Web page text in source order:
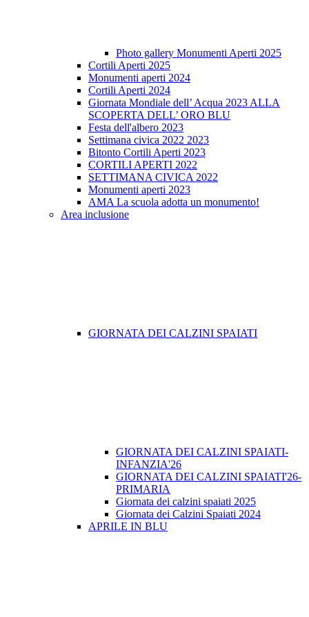
Photo gallery Monumenti Aperti 2025
Cortili Aperti 2025
Monumenti aperti 2024
Cortili Aperti 2024
Giornata Mondiale dell’ Acqua 2023 ALLA
SCOPERTA DELL’ ORO BLU
Festa dell'albero 2023
Settimana civica 2022 2023
Bitonto Cortili Aperti 2023
CORTILI APERTI 2022
SETTIMANA CIVICA 2022
Monumenti aperti 2023
AMA La scuola adotta un monumento!
Area inclusione
GIORNATA DEI CALZINI SPAIATI
GIORNATA DEI CALZINI SPAIATI-
INFANZIA'26
GIORNATA DEI CALZINI SPAIATI'26-
PRIMARIA
Giornata dei calzini spaiati 2025
Giornata dei Calzini Spaiati 2024
APRILE IN BLU